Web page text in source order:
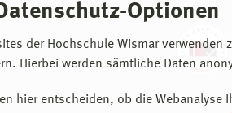
Optionen
der Hochschule Wismar
Hierbei werden sämtliche Daten
hier entscheiden, ob die Webanalyse